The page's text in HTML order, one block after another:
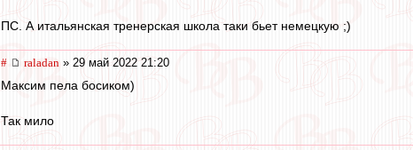
ПС. А итальянская тренерская школа таки бьет немецкую ;)
# raladan » 29 май 2022 21:20
Максим пела босиком)
Так мило